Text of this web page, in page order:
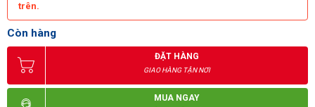
trên.
Còn hàng
ĐẶT HÀNG
GIAO HÀNG TẬN NƠI
MUA NGAY